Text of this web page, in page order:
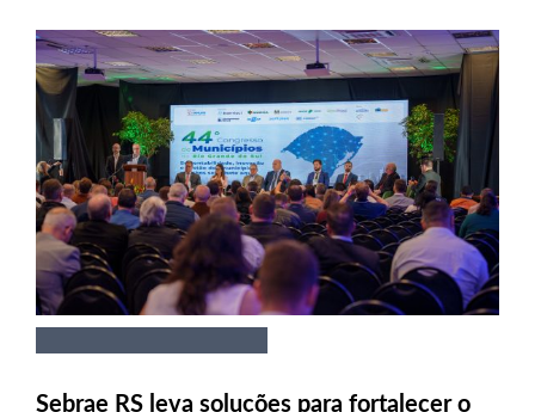
Sebrae RS leva soluções para fortalecer o